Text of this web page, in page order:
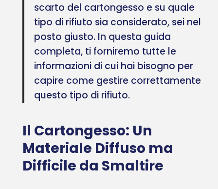
scarto del cartongesso e su quale
tipo di rifiuto sia considerato, sei nel
posto giusto. In questa guida
completa, ti forniremo tutte le
informazioni di cui hai bisogno per
capire come gestire correttamente
questo tipo di rifiuto.
Il Cartongesso: Un
Materiale Diffuso ma
Difficile da Smaltire